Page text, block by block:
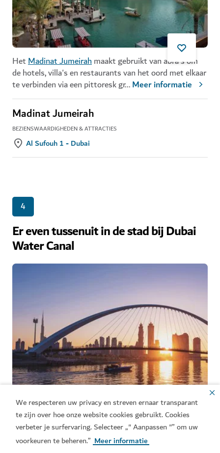
We respecteren uw privacy en streven ernaar transparant
te zijn over hoe onze website cookies gebruikt. Cookies
verbeter je surfervaring. Selecteer „" Aanpassen "” om uw
voorkeuren te beheren.” Meer informatie
HetMadinat Jumeirahmaakt gebruikt van abra's om
de hotels, villa's en restaurants van het oord met elkaar
te verbinden via een pittoresk gr...Meer informatie
Madinat Jumeirah
BEZIENSWAARDIGHEDEN & ATTRACTIES
Al Sufouh 1 - Dubai
4
Er even tussenuit in de stad bij Dubai
Water Canal
Vaar richting Dubai’s nieuwste – en waarschijnlijk
meest ambitieuze projecten tot nog toe – het Dubai
Water Canal. De waterwegen str...Meer informatie